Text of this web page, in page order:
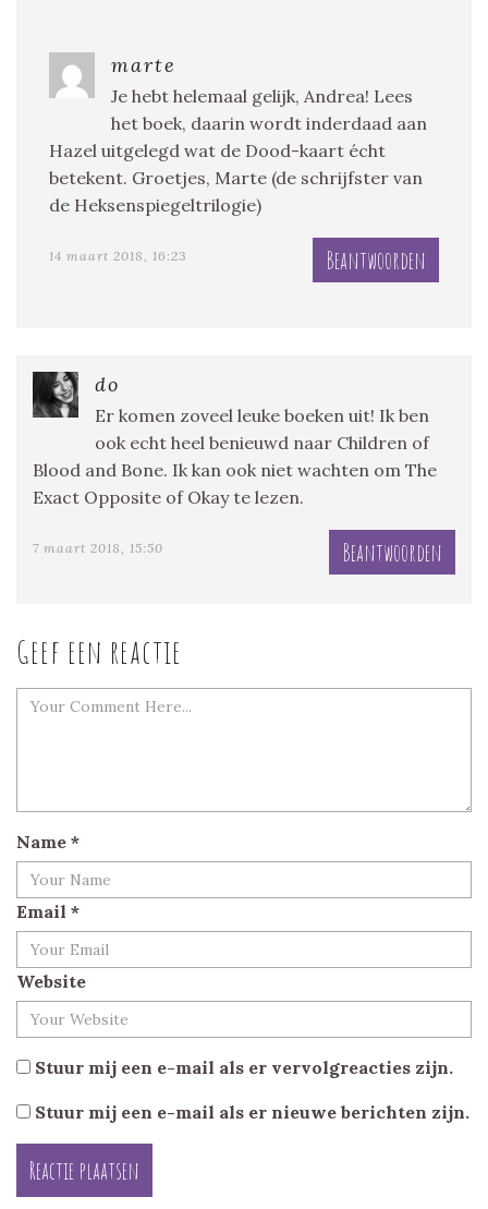
marte
Je hebt helemaal gelijk, Andrea! Lees
het boek, daarin wordt inderdaad aan
Hazel uitgelegd wat de Dood-kaart écht
betekent. Groetjes, Marte (de schrijfster van
de Heksenspiegeltrilogie)
14 maart 2018, 16:23 Beantwoorden
do
Er komen zoveel leuke boeken uit! Ik ben
ook echt heel benieuwd naar Children of
Blood and Bone. Ik kan ook niet wachten om The
Exact Opposite of Okay te lezen.
7 maart 2018, 15:50 Beantwoorden
Geef een reactie
Name *
Email *
Website
Stuur mij een e-mail als er vervolgreacties zijn.
Stuur mij een e-mail als er nieuwe berichten zijn.